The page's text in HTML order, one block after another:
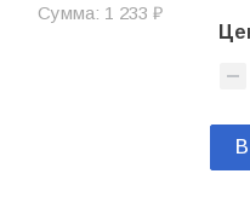
Сумма: 1 233 ₽